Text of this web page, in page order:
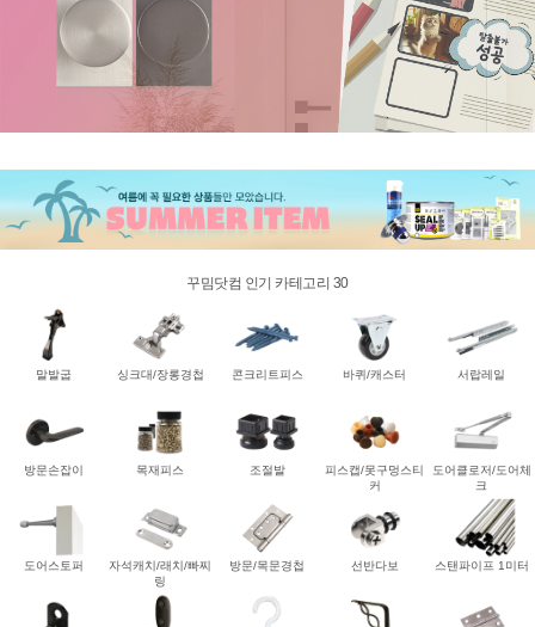
꾸밈닷컴 인기 카테고리 30
말발굽 싱크대/장롱경첩 콘크리트피스 바퀴/캐스터 서랍레일
방문손잡이 목재피스 조절발
피스캡/못구멍스티
커
도어클로저/도어체
크
도어스토퍼
자석캐치/래치/빠찌
링
방문/목문경첩 선반다보 스탠파이프 1미터